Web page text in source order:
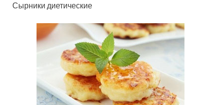
Сырники диетические